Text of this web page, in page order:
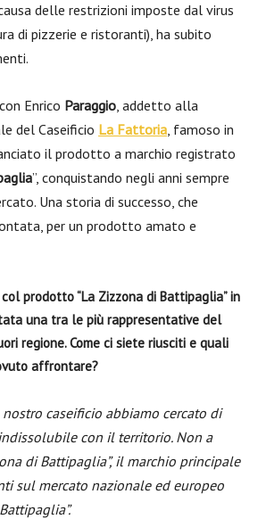
delle restrizioni imposte dal virus
di pizzerie e ristoranti), ha subito
Enrico Paraggio, addetto alla
del Caseificio La Fattoria, famoso in
il prodotto a marchio registrato
”, conquistando negli anni sempre
Una storia di successo, che
per un prodotto amato e
prodotto “La Zizzona di Battipaglia” in
una tra le più rappresentative del
regione. Come ci siete riusciti e quali
affrontare?
caseificio abbiamo cercato di
con il territorio. Non a
di Battipaglia”, il marchio principale
sul mercato nazionale ed europeo